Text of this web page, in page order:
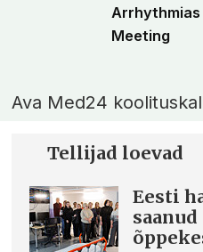
Arrhythmias
Meeting
Ava Med24
Tellijad loevad
Eesti